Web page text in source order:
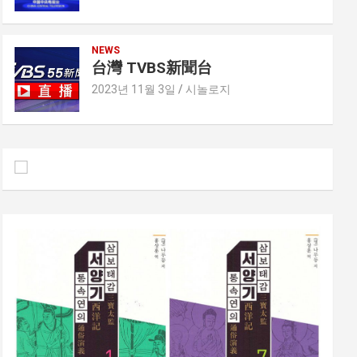
NEWS
台灣 TVBS新聞台
2023년 11월 3일 시놀로지